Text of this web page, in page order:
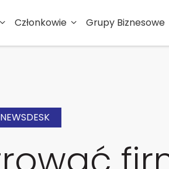
Członkowie Grupy Biznesowe
NEWSDESK